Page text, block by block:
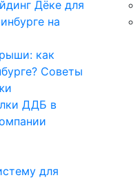
Дёке для
на
как
Советы
ДДБ в
для